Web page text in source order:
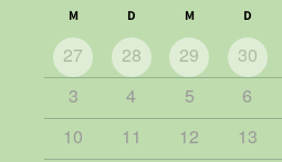
M D M D
27 28 29 30
3
4 5 6
10
11 12 13